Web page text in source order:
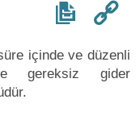
içinde ve düzenli
gereksiz gider